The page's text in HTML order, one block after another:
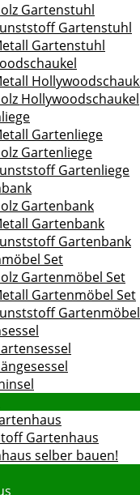
Gartenstuhl
Gartenstuhl
Gartenstuhl
Hollywoodschaukel
Gartenliege
Gartenliege
Gartenliege
Gartenbank
Gartenbank
Gartenbank
Set
Gartenmöbel Set
Gartenmöbel Set
Gartenhaus
selber bauen!